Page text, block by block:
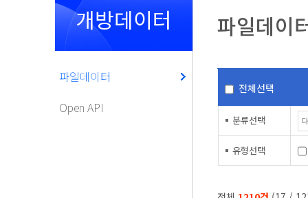
개방데이터
파일데이터
Open API
파일데이
전체선택
분류선택
유형선택